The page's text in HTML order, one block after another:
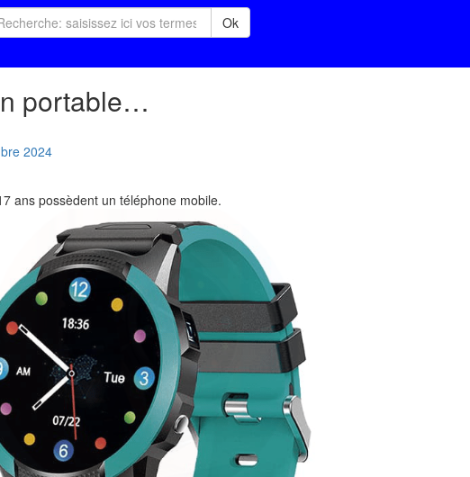
Ok
portable…
2024
ans possèdent un téléphone mobile.